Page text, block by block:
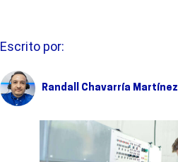
Escrito por:
Randall Chavarría Martínez